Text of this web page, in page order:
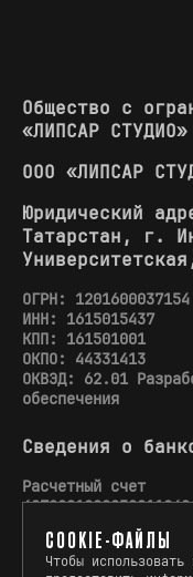
Общество с
«ЛИПСАР СТУДИО»
ООО «ЛИПСАР
Юридический
Татарстан, г.
ОГРН: 1201600037154
ИНН: 1615015437
КПП: 161501001
ОКПО: 44331413
ОКВЭД: 62.01
обеспечения
Сведения о
Расчетный счет
Корреспондентский
COOKIE-ФАЙЛЫ
Чтобы